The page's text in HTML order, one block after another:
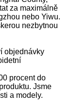
za maximálně
nebo Yiwu.
nezbytnou
objednávky
procent do
Jsme
a modely.